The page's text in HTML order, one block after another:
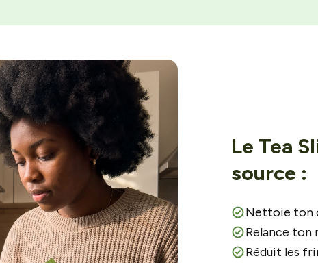
Le Tea
source :
Nettoie ton
Relance ton
Réduit les